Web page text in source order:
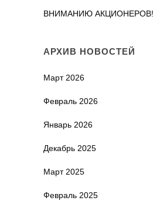
ВНИМАНИЮ АКЦИОНЕРОВ!
АРХИВ НОВОСТЕЙ
Март 2026
Февраль 2026
Январь 2026
Декабрь 2025
Март 2025
Февраль 2025